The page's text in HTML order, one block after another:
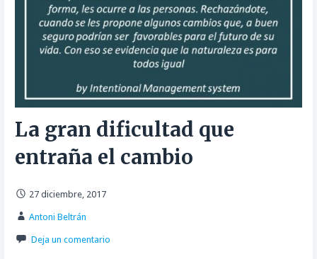
La gran dificultad que
entraña el cambio
27 diciembre, 2017
Antoni Beltrán
Deja un comentario